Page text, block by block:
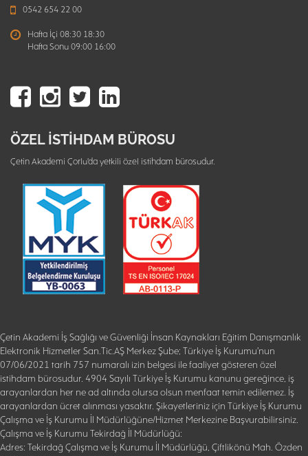
0542 654 22 00
Hafta İçi 08:30 18:30
Hafta Sonu 09:00 16:00
ÖZEL İSTİHDAM BÜROSU
Çetin Akademi Çorlu'da yetkili özel istihdam bürosudur.
Çetin Akademi İş Sağlığı ve Güvenliği İnsan Kaynakları Eğitim Danışmanlık
Elektronik Hizmetler San.Tic.AŞ Merkez Şube; Türkiye İş Kurumu'nun
07/06/2021 tarih 757 numaralı izin belgesi ile faaliyet gösteren özel
istihdam bürosudur. 4904 Sayılı Türkiye İş Kurumu kanunu gereğince, iş
arayanlardan her ne ad altında olursa olsun menfaat temin edilemez. İş
arayanlardan ücret alınması yasaktır. Şikayetleriniz için Türkiye İş Kurumu
Çalışma ve İş Kurumu İl Müdürlüğüne/Hizmet Merkezine Başvurabilirsiniz.
Çalışma ve İş Kurumu Tekirdağ İl Müdürlüğü:
Adres: Tekirdağ Çalışma ve İş Kurumu İl Müdürlüğü, Çiftlikönü Mah. Özden